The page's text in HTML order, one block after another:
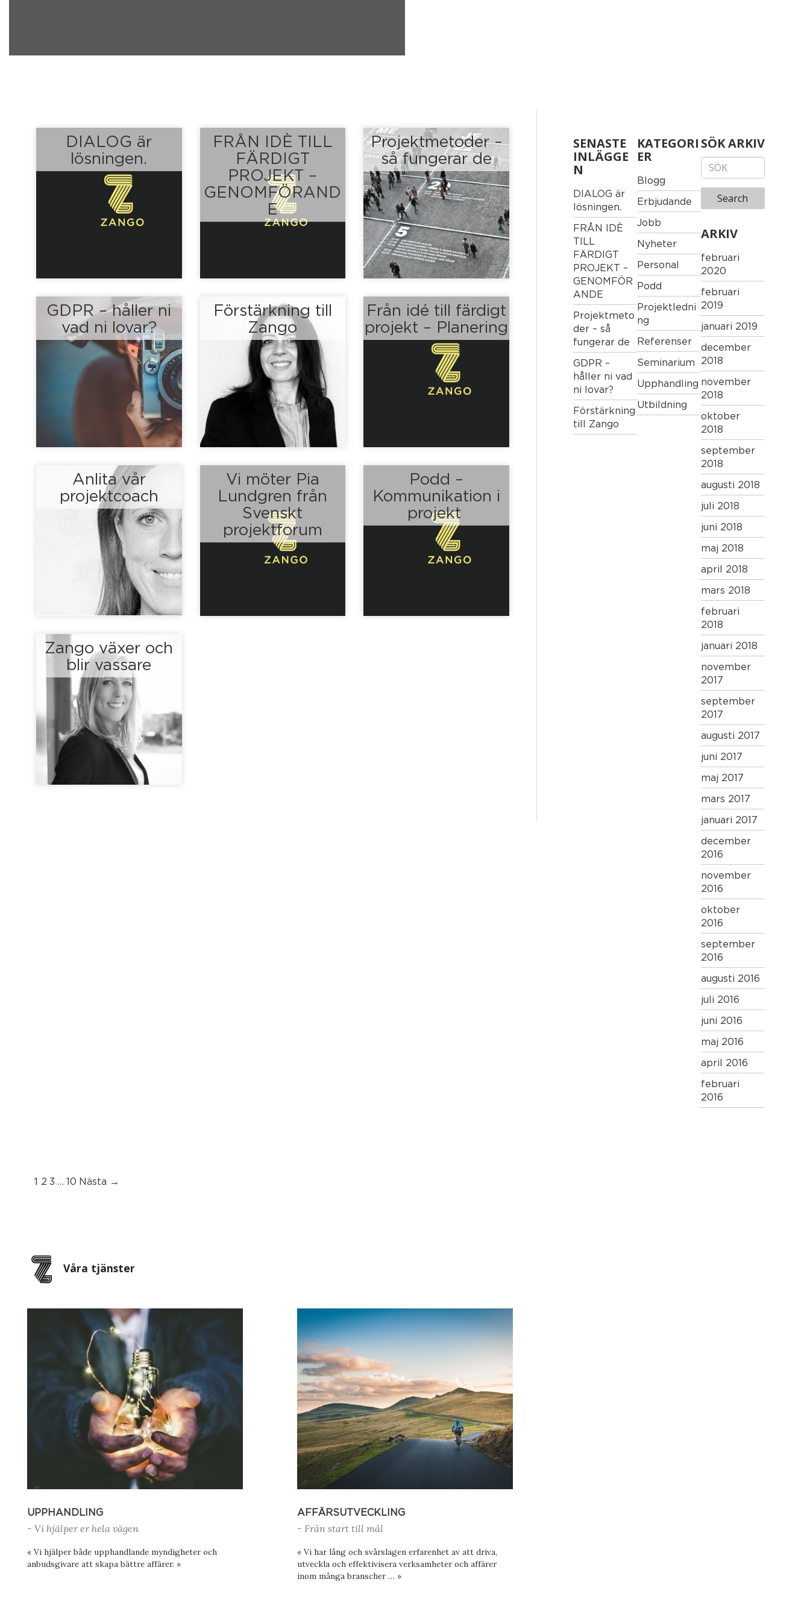
DIALOG är
lösningen.
FRÅN IDÈ TILL
FÄRDIGT
PROJEKT –
GENOMFÖRAND
E
Projektmetoder –
så fungerar de
GDPR – håller ni
vad ni lovar?
Förstärkning till
Zango
Från idé till färdigt
projekt – Planering
Anlita vår
projektcoach
Vi möter Pia
Lundgren från
Svenskt
projektforum
Podd –
Kommunikation i
projekt
Zango växer och
blir vassare
SENASTE
INLÄGGE
N
DIALOG är
lösningen.
FRÅN IDÈ
TILL
FÄRDIGT
PROJEKT –
GENOMFÖR
ANDE
Projektmeto
der – så
fungerar de
GDPR –
håller ni vad
ni lovar?
Förstärkning
till Zango
KATEGORI
ER
Blogg
Erbjudande
Jobb
Nyheter
Personal
Podd
Projektledni
ng
Referenser
Seminarium
Upphandling
Utbildning
SÖK ARKIV
Search
ARKIV
februari
2020
februari
2019
januari 2019
december
2018
november
2018
oktober
2018
september
2018
augusti 2018
juli 2018
juni 2018
maj 2018
april 2018
mars 2018
februari
2018
januari 2018
november
2017
september
2017
augusti 2017
juni 2017
maj 2017
mars 2017
januari 2017
december
2016
november
2016
oktober
2016
september
2016
augusti 2016
juli 2016
juni 2016
maj 2016
april 2016
februari
2016
1 2 3 … 10 Nästa →
Våra tjänster
UPPHANDLING
- Vi hjälper er hela vägen
« Vi hjälper både upphandlande myndigheter och
anbudsgivare att skapa bättre affärer. »
AFFÄRSUTVECKLING
- Från start till mål
« Vi har lång och svårslagen erfarenhet av att driva,
utveckla och effektivisera verksamheter och affärer
inom många branscher … »